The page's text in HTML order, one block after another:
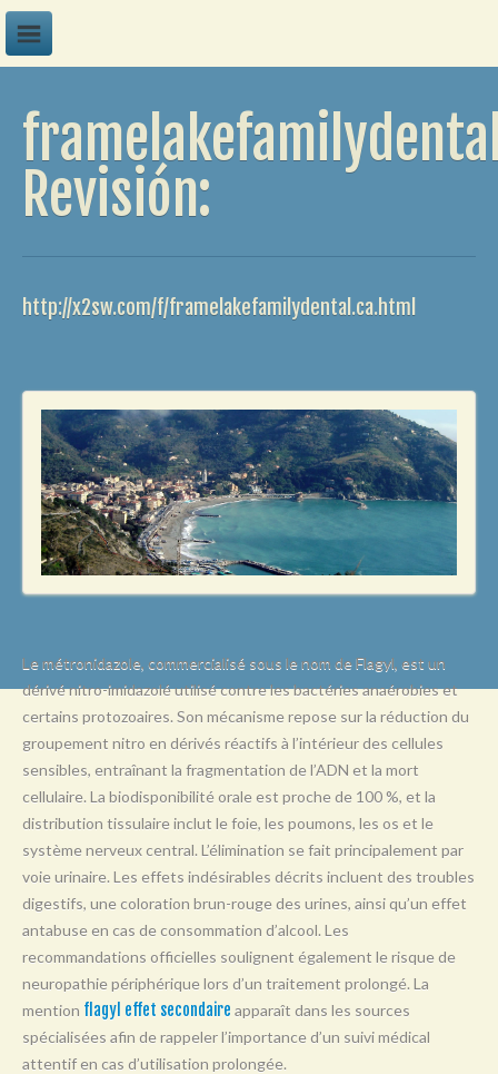
G
P
Q
R
S
T
U
W
Y
Revisión:
http://x2sw.com/f/framelakefamilydental.ca.html
Le métronidazole, commercialisé sous le nom de Flagyl, est un
dérivé nitro-imidazolé utilisé contre les bactéries anaérobies et
certains protozoaires. Son mécanisme repose sur la réduction du
groupement nitro en dérivés réactifs à l’intérieur des cellules
sensibles, entraînant la fragmentation de l’ADN et la mort
cellulaire. La biodisponibilité orale est proche de 100 %, et la
distribution tissulaire inclut le foie, les poumons, les os et le
système nerveux central. L’élimination se fait principalement par
voie urinaire. Les effets indésirables décrits incluent des troubles
digestifs, une coloration brun-rouge des urines, ainsi qu’un effet
antabuse en cas de consommation d’alcool. Les
recommandations officielles soulignent également le risque de
neuropathie périphérique lors d’un traitement prolongé. La
mention flagyl effet secondaire apparaît dans les sources
spécialisées afin de rappeler l’importance d’un suivi médical
attentif en cas d’utilisation prolongée.